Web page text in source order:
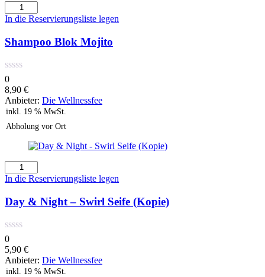
Shampoo
Blok
Menge
In die Reservierungsliste legen
Shampoo Blok Mojito
0
8,90 €
Anbieter: Die Wellnessfee
inkl. 19 % MwSt.
Abholung vor Ort
&
-
Swirl
(Kopie)
Menge
In die Reservierungsliste legen
Day & Night – Swirl Seife (Kopie)
0
5,90 €
Anbieter: Die Wellnessfee
inkl. 19 % MwSt.